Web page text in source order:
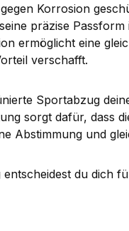
Korrosion
präzise
ermöglicht eine
verschafft.
Sportabzug
sorgt dafür,
Abstimmung und
du dich